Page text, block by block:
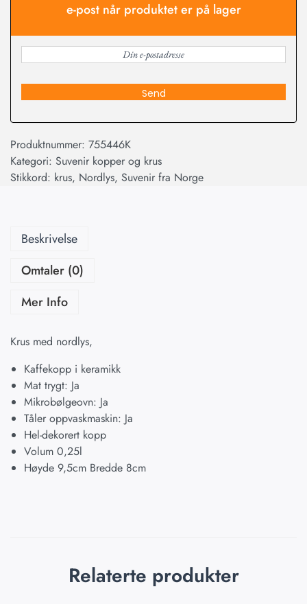
e-post når produktet er på lager
Send
Produktnummer: 755446K
Kategori: Suvenir kopper og krus
Stikkord: krus, Nordlys, Suvenir fra Norge
Beskrivelse
Omtaler (0)
Mer Info
Krus med nordlys,
Kaffekopp i keramikk
Mat trygt: Ja
Mikrobølgeovn: Ja
Tåler oppvaskmaskin: Ja
Hel-dekorert kopp
Volum 0,25l
Høyde 9,5cm Bredde 8cm
Relaterte produkter